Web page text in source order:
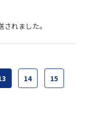
れました。
14 15